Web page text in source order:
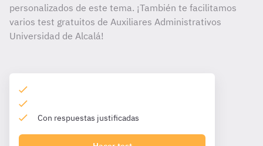
personalizados de este tema. ¡También te facilitamos
varios test gratuitos de Auxiliares Administrativos
Universidad de Alcalá!
Con respuestas justificadas